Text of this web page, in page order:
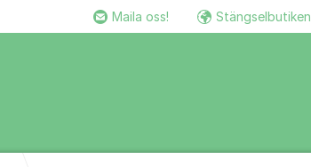
Maila oss! Stängselbutiken